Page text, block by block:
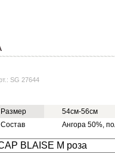
SG 27644
Размер
54см-56см
Состав
Ангора 50%,